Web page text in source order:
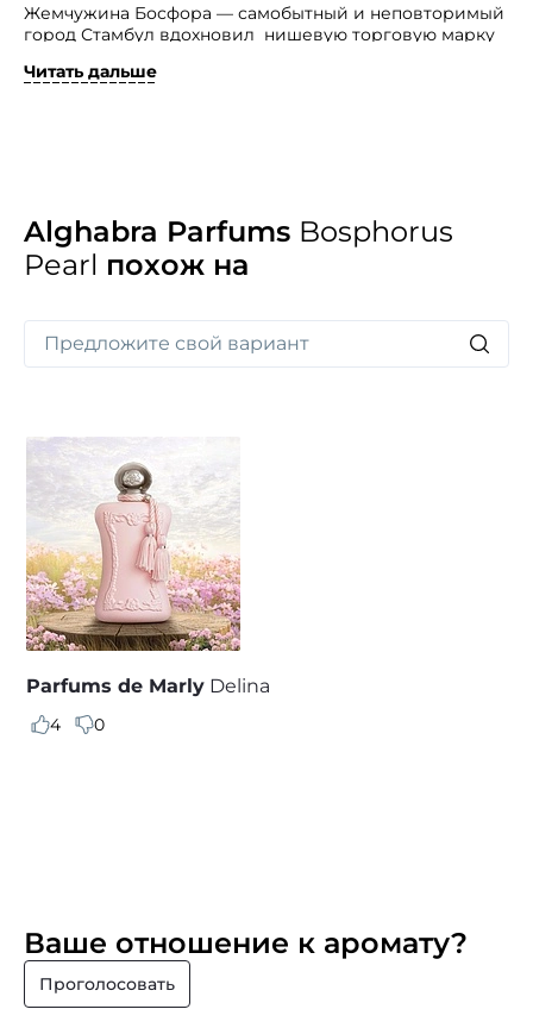
Жемчужина Босфора — самобытный и неповторимый
город Стамбул вдохновил нишевую торговую марку
Bosphorus Pearl.
глубокое и размеренное, и одновременно
динамичное, яркое.
Читать дальше
Alghabra Parfums Bosphorus
Pearl похож на
Parfums de Marly Delina
4 0
Ваше отношение к аромату?
Проголосовать